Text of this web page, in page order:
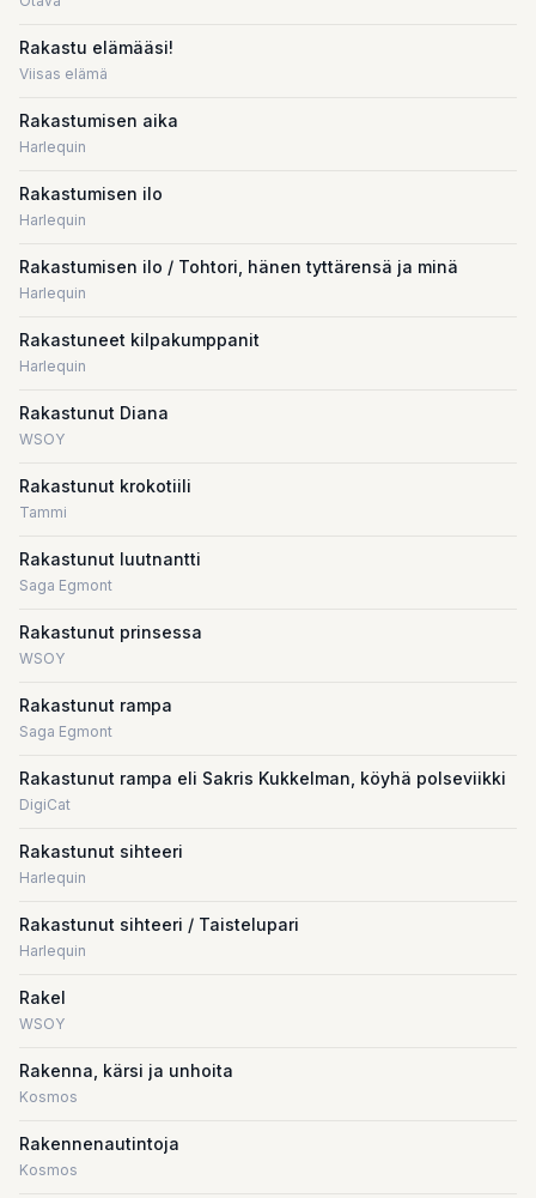
Rakastu elämääsi!
Viisas elämä
Rakastumisen aika
Harlequin
Rakastumisen ilo
Harlequin
Rakastumisen ilo / Tohtori, hänen tyttärensä ja minä
Harlequin
Rakastuneet kilpakumppanit
Harlequin
Rakastunut Diana
WSOY
Rakastunut krokotiili
Tammi
Rakastunut luutnantti
Saga Egmont
Rakastunut prinsessa
WSOY
Rakastunut rampa
Saga Egmont
Rakastunut rampa eli Sakris Kukkelman, köyhä polseviikki
DigiCat
Rakastunut sihteeri
Harlequin
Rakastunut sihteeri / Taistelupari
Harlequin
Rakel
WSOY
Rakenna, kärsi ja unhoita
Kosmos
Rakennenautintoja
Kosmos